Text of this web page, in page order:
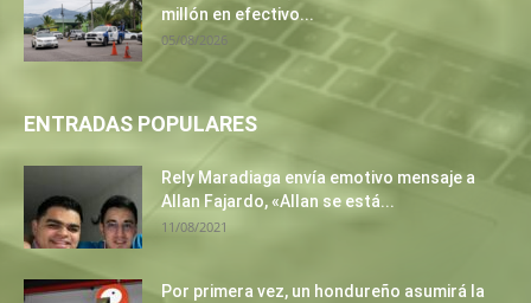
millón en efectivo...
05/08/2026
ENTRADAS POPULARES
Rely Maradiaga envía emotivo mensaje a
Allan Fajardo, «Allan se está...
11/08/2021
Por primera vez, un hondureño asumirá la